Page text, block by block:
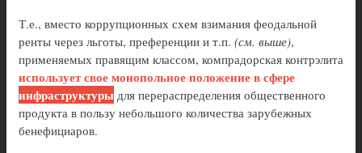
Т.е., вместо коррупционных схем взимания феодальной
ренты через льготы, преференции и т.п. (см. выше),
применяемых правящим классом, компрадорская контрэлита
использует свое монопольное положение в сфере
инфраструктуры для перераспределения общественного
продукта в пользу небольшого количества зарубежных
бенефициаров.